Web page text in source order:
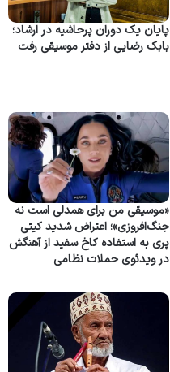
پایان یک دوران پرحاشیه در ارشاد؛
بابک رضایی از دفتر موسیقی رفت
«موسیقی من برای همدلی است نه
جنگ‌افروزی»؛ اعتراض شدید کیتی
پری به استفاده کاخ سفید از آهنگش
در ویدئوی حملات نظامی